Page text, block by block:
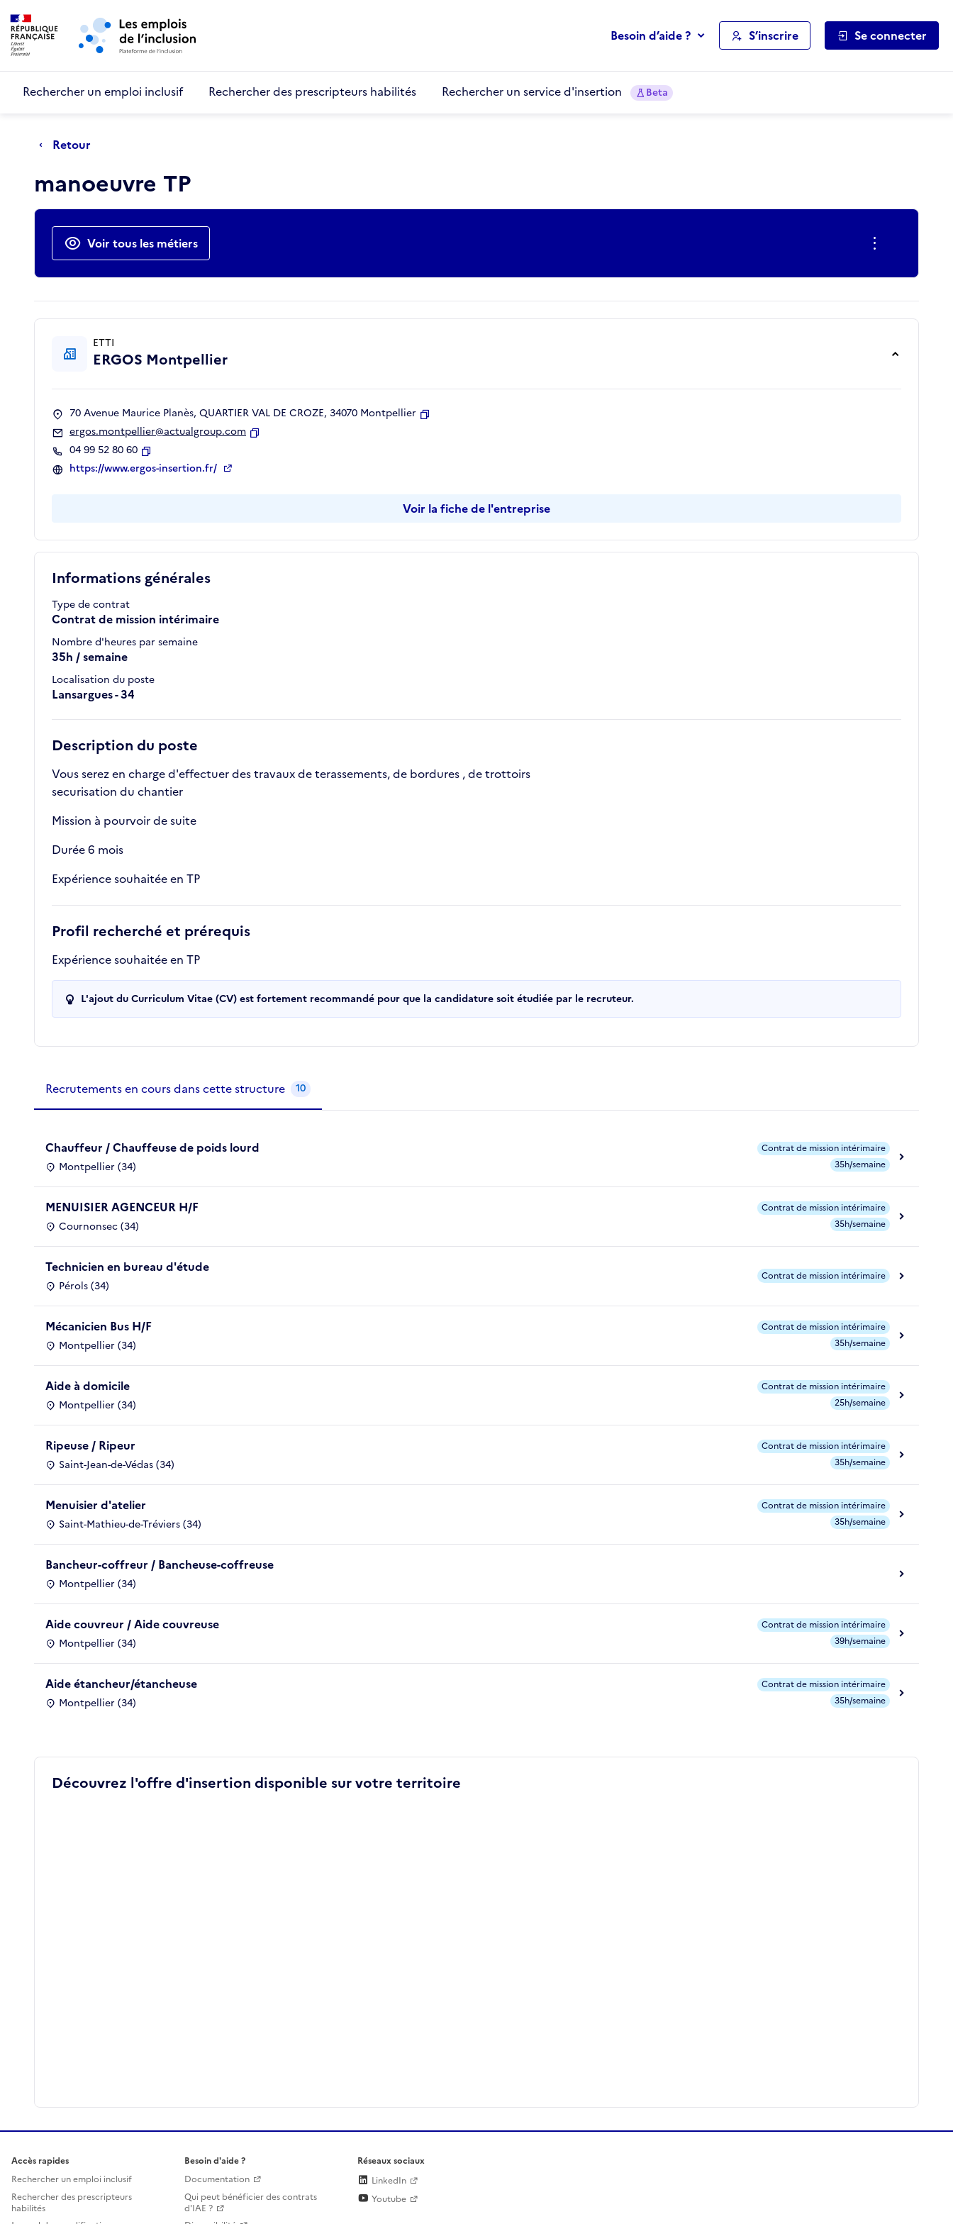
Aller au menu principal
Besoin d’aide ? S’inscrire Se connecter
Rechercher un emploi inclusif Rechercher des prescripteurs habilités Rechercher un service d'insertion Beta
Retour
manoeuvre TP
Actions rapides
Voir tous les métiers
Informations générales
Type de contrat
Contrat de mission intérimaire
Nombre d'heures par semaine
35h / semaine
Localisation du poste
Lansargues - 34
Description du poste
Vous serez en charge d'effectuer des travaux de terassements, de bordures , de trottoirs
securisation du chantier
Mission à pourvoir de suite
Durée 6 mois
Expérience souhaitée en TP
Profil recherché et prérequis
Expérience souhaitée en TP
L'ajout du Curriculum Vitae (CV) est fortement recommandé pour que la candidature soit étudiée par le recruteur.
ETTI
ERGOS Montpellier
70 Avenue Maurice Planès, QUARTIER VAL DE CROZE, 34070 Montpellier
ergos.montpellier@actualgroup.com
04 99 52 80 60
Copier
https://www.ergos-insertion.fr/
Voir la fiche de l'entreprise
Recrutements de la structure
Recrutements en cours dans cette structure 10
Chauffeur / Chauffeuse de poids lourd
Montpellier (34)
Contrat de mission intérimaire
35h/semaine
MENUISIER AGENCEUR H/F
Cournonsec (34)
Contrat de mission intérimaire
35h/semaine
Technicien en bureau d'étude
Pérols (34)
Contrat de mission intérimaire
Mécanicien Bus H/F
Montpellier (34)
Contrat de mission intérimaire
35h/semaine
Aide à domicile
Montpellier (34)
Contrat de mission intérimaire
25h/semaine
Ripeuse / Ripeur
Saint-Jean-de-Védas (34)
Contrat de mission intérimaire
35h/semaine
Menuisier d'atelier
Saint-Mathieu-de-Tréviers (34)
Contrat de mission intérimaire
35h/semaine
Bancheur-coffreur / Bancheuse-coffreuse
Montpellier (34)
Aide couvreur / Aide couvreuse
Montpellier (34)
Contrat de mission intérimaire
39h/semaine
Aide étancheur/étancheuse
Montpellier (34)
Contrat de mission intérimaire
35h/semaine
Découvrez l'offre d'insertion disponible sur votre territoire
Accès rapides
Rechercher un emploi inclusif
Rechercher des prescripteurs
habilités
Besoin d'aide ?
Documentation
Qui peut bénéficier des contrats
d'IAE ?
Réseaux sociaux
LinkedIn
Youtube